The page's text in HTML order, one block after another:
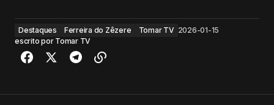
Destaques Ferreira do Zêzere Tomar TV 2026-01-15
escrito por Tomar TV